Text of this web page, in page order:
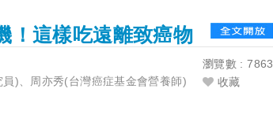
！這樣吃遠離致癌物
)、周亦秀(台灣癌症基金會營養師)
瀏覽數 : 7863
收藏